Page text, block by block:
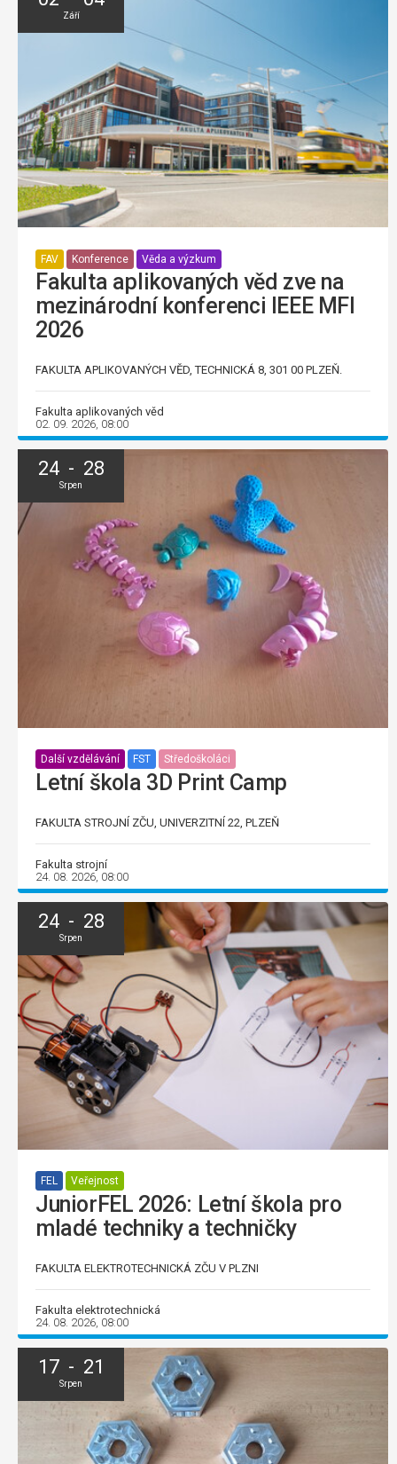
Září
FAV Konference Věda a výzkum
Fakulta aplikovaných věd zve na
mezinárodní konferenci IEEE MFI
2026
FAKULTA APLIKOVANÝCH VĚD, TECHNICKÁ 8, 301 00 PLZEŇ.
Fakulta aplikovaných věd
02. 09. 2026, 08:00
24 - 28
Srpen
Další vzdělávání FST Středoškoláci
Letní škola 3D Print Camp
FAKULTA STROJNÍ ZČU, UNIVERZITNÍ 22, PLZEŇ
Fakulta strojní
24. 08. 2026, 08:00
24 - 28
Srpen
FEL Veřejnost
JuniorFEL 2026: Letní škola pro
mladé techniky a techničky
FAKULTA ELEKTROTECHNICKÁ ZČU V PLZNI
Fakulta elektrotechnická
24. 08. 2026, 08:00
17 - 21
Srpen